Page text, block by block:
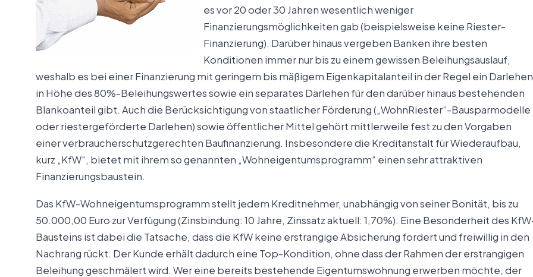
es vor 20 oder 30 Jahren wesentlich weniger
Finanzierungsmöglichkeiten gab (beispielsweise keine Riester-
Finanzierung). Darüber hinaus vergeben Banken ihre besten
Konditionen immer nur bis zu einem gewissen Beleihungsauslauf,
weshalb es bei einer Finanzierung mit geringem bis mäßigem Eigenkapitalanteil in der Regel ein Darlehen
in Höhe des 80%-Beleihungswertes sowie ein separates Darlehen für den darüber hinaus bestehenden
Blankoanteil gibt. Auch die Berücksichtigung von staatlicher Förderung („WohnRiester“-Bausparmodelle
oder riestergeförderte Darlehen) sowie öffentlicher Mittel gehört mittlerweile fest zu den Vorgaben
einer verbraucherschutzgerechten Baufinanzierung. Insbesondere die Kreditanstalt für Wiederaufbau,
kurz „KfW“, bietet mit ihrem so genannten „Wohneigentumsprogramm“ einen sehr attraktiven
Finanzierungsbaustein.
Das KfW-Wohneigentumsprogramm stellt jedem Kreditnehmer, unabhängig von seiner Bonität, bis zu
50.000,00 Euro zur Verfügung (Zinsbindung: 10 Jahre, Zinssatz aktuell: 1,70%). Eine Besonderheit des
Bausteins ist dabei die Tatsache, dass die KfW keine erstrangige Absicherung fordert und freiwillig in den
Nachrang rückt. Der Kunde erhält dadurch eine Top-Kondition, ohne dass der Rahmen der erstrangigen
Beleihung geschmälert wird. Wer eine bereits bestehende Eigentumswohnung erwerben möchte, der